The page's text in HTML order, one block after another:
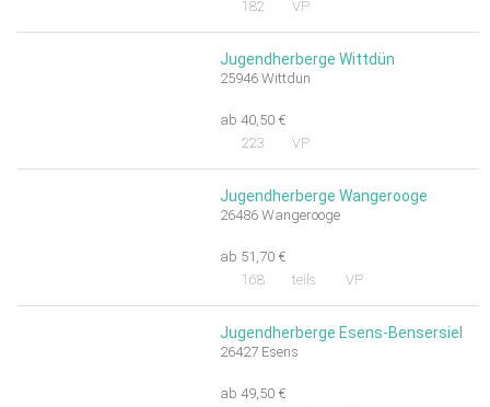
182
VP
Jugendherberge Wittdün
25946 Wittdün
ab 40,50 €
223
VP
Jugendherberge Wangerooge
26486 Wangerooge
ab 51,70 €
168
teils VP
Jugendherberge Esens-Bensersiel
26427 Esens
ab 49,50 €